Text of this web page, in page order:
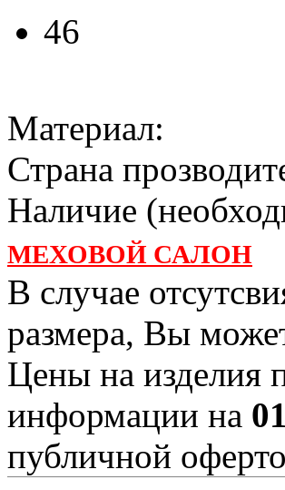
46
Материал:
Страна
Наличие
МЕХОВОЙ САЛОН
В случае
размера, Вы
Цены на изделия
информации на
публичной